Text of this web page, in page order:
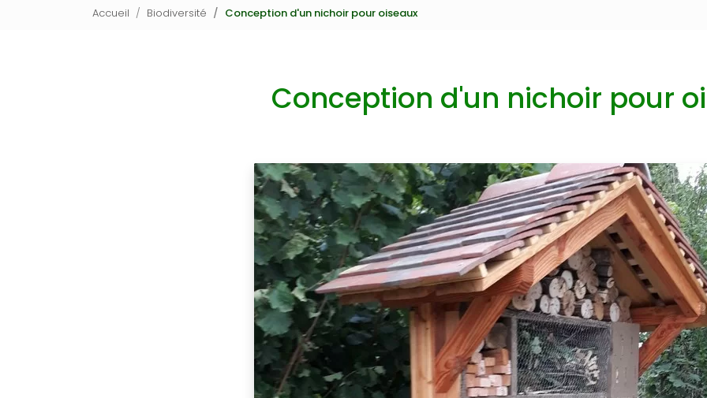
Accueil Biodiversité Conception d'un nichoir pour oiseaux
Conception d'un nichoir pour